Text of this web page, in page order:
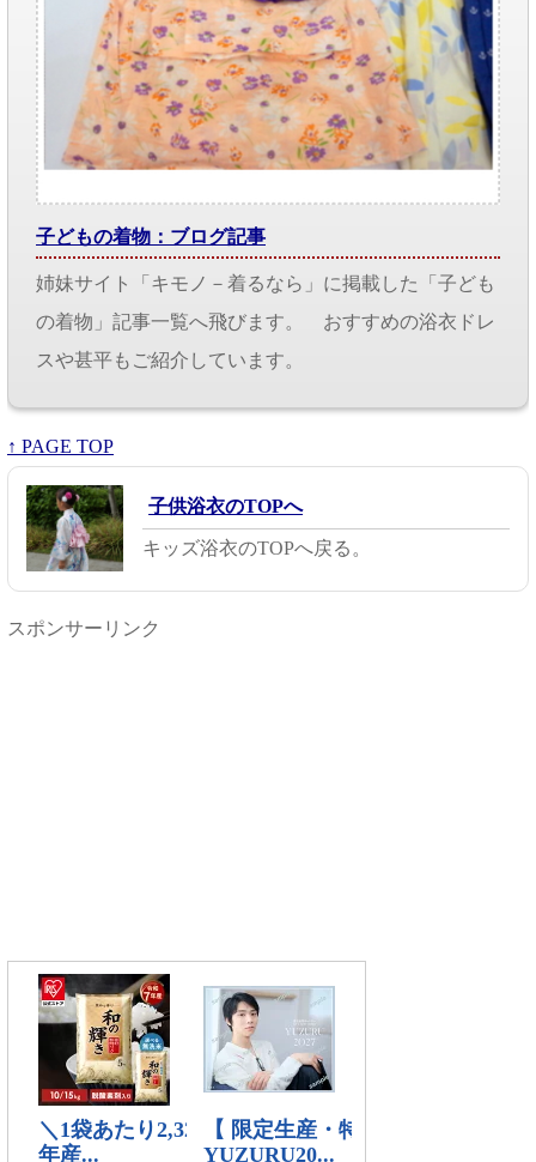
子どもの着物：ブログ記事
姉妹サイト「キモノ－着るなら」に掲載した「子ども
の着物」記事一覧へ飛びます。 おすすめの浴衣ドレ
スや甚平もご紹介しています。
↑ PAGE TOP
子供浴衣のTOPへ
キッズ浴衣のTOPへ戻る。
スポンサーリンク